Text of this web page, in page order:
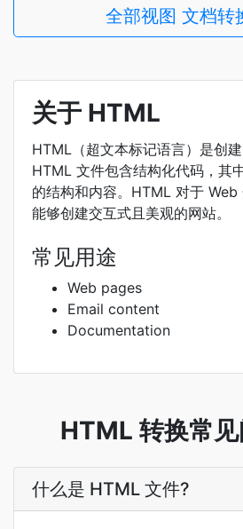
全部视图 文档
关于 HTML
HTML（超文本标记语言）是创建
HTML 文件包含结构化代码，其
的结构和内容。HTML 对于 Web
能够创建交互式且美观的网站。
常见用途
Web pages
Email content
Documentation
HTML 转换常
什么是 HTML 文件?